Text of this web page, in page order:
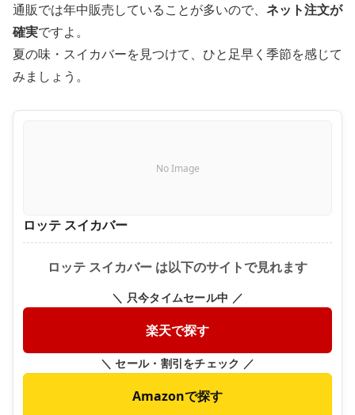
通販では年中販売していることが多いので、 ネット注文が
確実ですよ。
夏の味・スイカバーを見つけて、ひと足早く季節を感じて
みましょう。
No Image
ロッテ スイカバー
ロッテ スイカバー は以下のサイトで見れます
＼ 只今タイムセール中 ／
楽天で探す
＼ セール・割引をチェック ／
Amazonで探す